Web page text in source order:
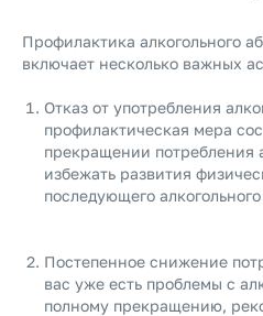
Профилактика алкогольного
включает несколько важных
Отказ от употребления
профилактическая мера
прекращении потребления
избежать развития
последующего
Постепенное снижение
вас уже есть проблемы с
полному прекращению,